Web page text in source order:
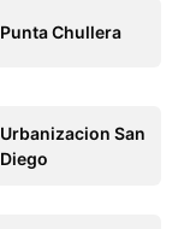
Punta Chullera
Urbanizacion San
Diego